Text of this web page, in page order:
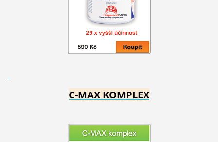
C-MAX KOMPLEX